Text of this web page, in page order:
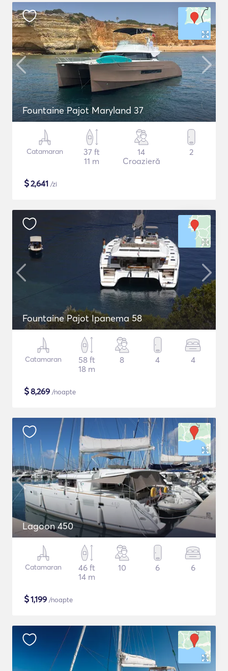
Fountaine Pajot Maryland 37
Catamaran
37 ft
11 m
14
Croazieră
2
$2,641 /zi
Fountaine Pajot Ipanema 58
Catamaran
58 ft
18 m
8 4 4
$8,269 /noapte
Lagoon 450
Catamaran
46 ft
14 m
10 6 6
$1,199 /noapte